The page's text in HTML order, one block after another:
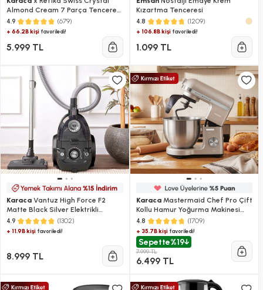
Almond Cream 7 Parça Tencere
ve Tava Seti
4.9 (679)
+ 66.2B kişi favoriledi!
5.999 TL
Kızartma Tenceresi
4.8 (1209)
+ 106.8B kişifavoriledi!
1.099 TL
Karaca Vantuz High Force F2
Matte Black Silver Elektrikli
Süpürge
4.9 (1302)
+ 11.9B kişi favoriledi!
8.999 TL
KaracaMastermaid Chef Pro Çift
Kollu Hamur Yoğurma Makinesi
Iconic Beige 1500W 5L
4.8 (1709)
+ 35.7B kişifavoriledi!
Sepette%19
7.999 TL
6.499 TL